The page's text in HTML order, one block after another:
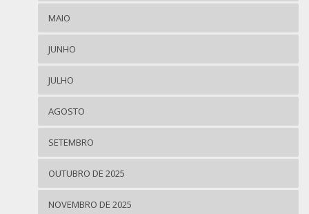
MAIO
JUNHO
JULHO
AGOSTO
SETEMBRO
OUTUBRO DE 2025
NOVEMBRO DE 2025